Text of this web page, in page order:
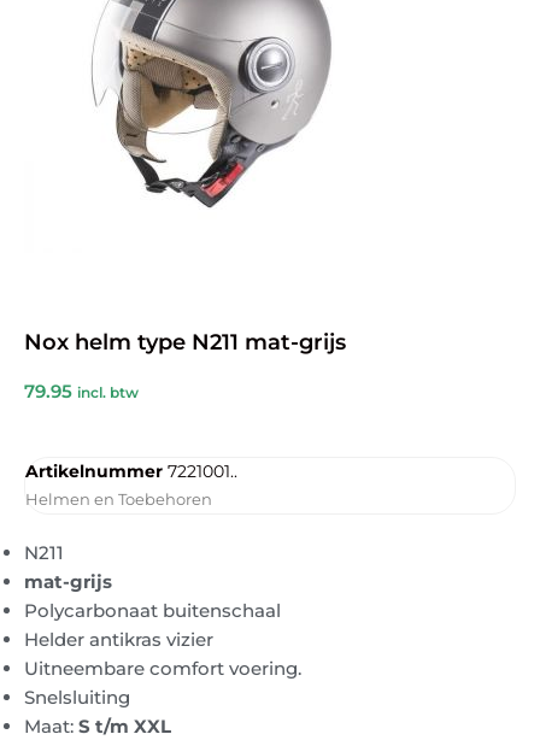
Nox helm type N211 mat-grijs
79.95 incl. btw
Artikelnummer 7221001..
Helmen en Toebehoren
N211
mat-grijs
Polycarbonaat buitenschaal
Helder antikras vizier
Uitneembare comfort voering.
Snelsluiting
Maat: S t/m XXL